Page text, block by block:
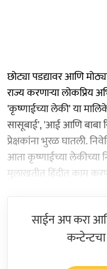
छोट्या पडद्यावर आणि
राज्य करणाऱ्या लोकप्रिय
'कृष्णाईच्या लेकी' या
सासूबाई', 'आई आणि बाबा
प्रेक्षकांना भुरळ घातली.
आता कृष्णाईच्या लेकीच्या
मुलाखतीत हिंदीत काम
साईन अप करा